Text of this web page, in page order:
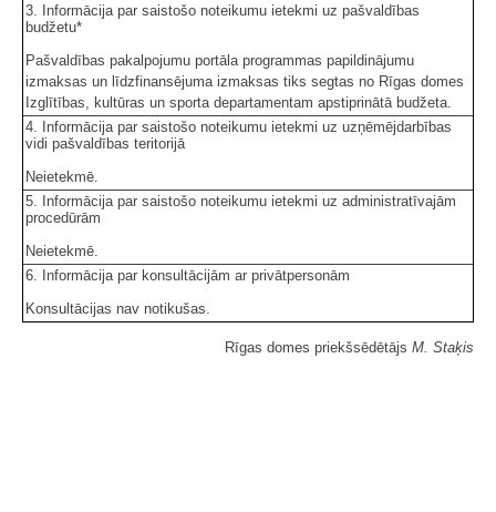
3. Informācija par saistošo noteikumu ietekmi uz pašvaldības
budžetu*
Pašvaldības pakalpojumu portāla programmas papildinājumu
izmaksas un līdzfinansējuma izmaksas tiks segtas no Rīgas domes
Izglītības, kultūras un sporta departamentam apstiprinātā budžeta.
4. Informācija par saistošo noteikumu ietekmi uz uzņēmējdarbības
vidi pašvaldības teritorijā
Neietekmē.
5. Informācija par saistošo noteikumu ietekmi uz administratīvajām
procedūrām
Neietekmē.
6. Informācija par konsultācijām ar privātpersonām
Konsultācijas nav notikušas.
Rīgas domes priekšsēdētājs M. Staķis